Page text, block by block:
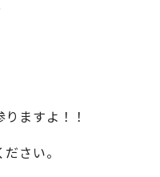
ますよ！！
さい。